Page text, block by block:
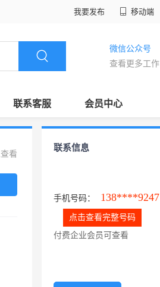
我要发布 移动端
微信公众号
查看更多工作
联系客服 会员中心
看
联系信息
手机号码： 138****9247
点击查看完整号码
付费企业会员可查看